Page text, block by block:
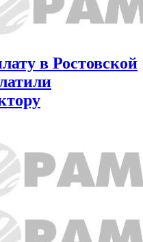
в Ростовской